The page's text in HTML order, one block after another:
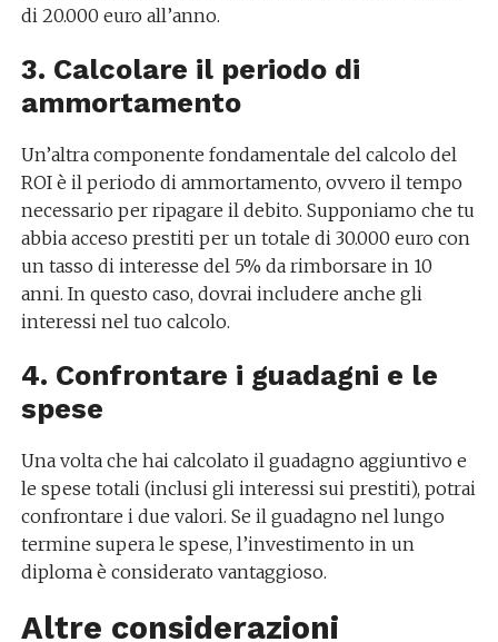
di 20.000 euro all’anno.
3. Calcolare il periodo di
ammortamento
Un’altra componente fondamentale del calcolo del
ROI è il periodo di ammortamento, ovvero il tempo
necessario per ripagare il debito. Supponiamo che tu
abbia acceso prestiti per un totale di 30.000 euro con
un tasso di interesse del 5% da rimborsare in 10
anni. In questo caso, dovrai includere anche gli
interessi nel tuo calcolo.
4. Confrontare i guadagni e le
spese
Una volta che hai calcolato il guadagno aggiuntivo e
le spese totali (inclusi gli interessi sui prestiti), potrai
confrontare i due valori. Se il guadagno nel lungo
termine supera le spese, l’investimento in un
diploma è considerato vantaggioso.
Altre considerazioni